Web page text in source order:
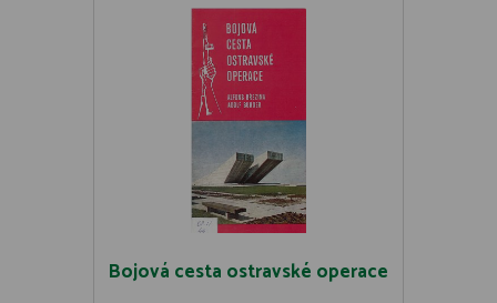
Bojová cesta ostravské operace